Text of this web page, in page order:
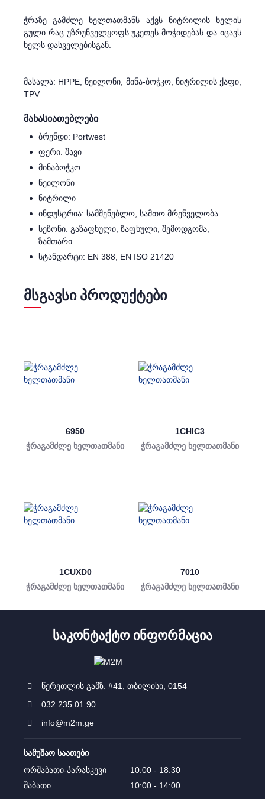
ჭრაზე გამძლე ხელთათმანს აქვს ნიტრილის ხელის
გული რაც უზრუნველყოფს უკეთეს მოჭიდებას და იცავს
ხელს დასველებისგან.
მასალა: HPPE, ნეილონი, მინა-ბოჭკო, ნიტრილის ქაფი,
TPV
მახასიათებლები
ბრენდი: Portwest
ფერი: შავი
მინაბოჭკო
ნეილონი
ნიტრილი
ინდუსტრია: სამშენებლო, სამთო მრეწველობა
სეზონი: გაზაფხული, ზაფხული, შემოდგომა,
ზამთარი
სტანდარტი: EN 388, EN ISO 21420
ᲛᲡᲒᲐᲕᲡᲘ ᲞᲠᲝᲓᲣᲥᲢᲔᲑᲘ
6950
ჭრაგამძლე ხელთათმანი
1CHIC3
ჭრაგამძლე ხელთათმანი
1CUXD0
ჭრაგამძლე ხელთათმანი
7010
ჭრაგამძლე ხელთათმანი
ᲡᲐᲙᲝᲜᲢᲐᲥᲢᲝ ᲘᲜᲤᲝᲠᲛᲐᲪᲘᲐ
წერეთლის გამზ. #41, თბილისი, 0154
032 235 01 90
info@m2m.ge
სამუშაო საათები
ორშაბათი-პარასკევი
10:00 - 18:30
შაბათი
10:00 - 14:00